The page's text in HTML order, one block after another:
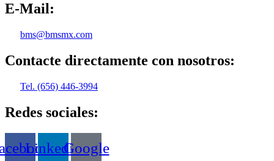
E-Mail:
bms@bmsmx.com
Contacte directamente con nosotros:
Tel. (656) 446-3994
Redes sociales:
LinkedinGoogle